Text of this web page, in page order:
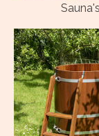
Sauna's